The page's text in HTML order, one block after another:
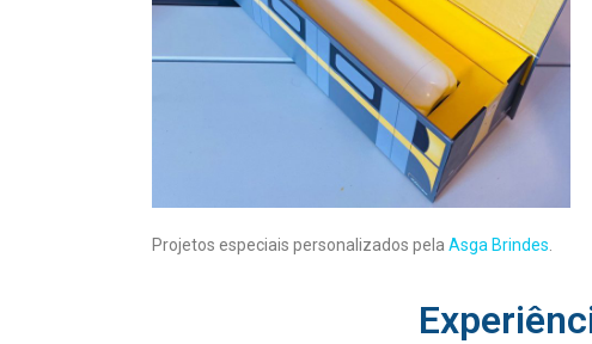
Projetos especiais personalizados pela Asga Brindes